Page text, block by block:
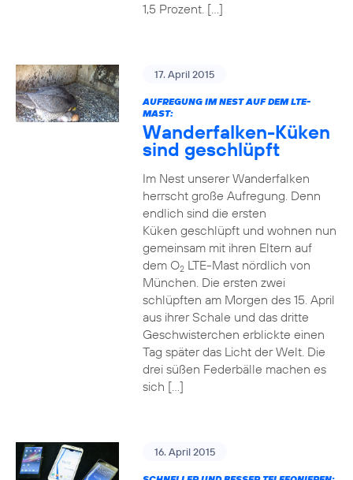
1,5 Prozent. […]
17. April 2015
AUFREGUNG IM NEST AUF DEM LTE-
MAST:
Wanderfalken-Küken
sind geschlüpft
Im Nest unserer Wanderfalken
herrscht große Aufregung. Denn
endlich sind die ersten
Küken geschlüpft und wohnen nun
gemeinsam mit ihren Eltern auf
dem O2LTE-Mast nördlich von
München. Die ersten zwei
schlüpften am Morgen des 15. April
aus ihrer Schale und das dritte
Geschwisterchen erblickte einen
Tag später das Licht der Welt. Die
drei süßen Federbälle machen es
sich […]
16. April 2015